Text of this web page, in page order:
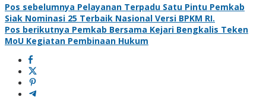
Pos sebelumnya Pelayanan Terpadu Satu Pintu Pemkab
Siak Nominasi 25 Terbaik Nasional Versi BPKM RI.
Pos berikutnya Pemkab Bersama Kejari Bengkalis Teken
MoU Kegiatan Pembinaan Hukum